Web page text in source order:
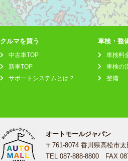
クルマを買う
中古車TOP
新車TOP
サポートシステムとは？
車検・整
車検料
車検の
整備
オートモールジャパン
〒761-8074 香川県高松市太
TEL 087-888-8800 FAX